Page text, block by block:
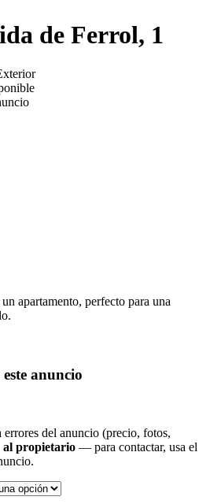
de Ferrol, 1
apartamento, perfecto para una
anuncio
del anuncio (precio, fotos,
al propietario — para contactar, usa el